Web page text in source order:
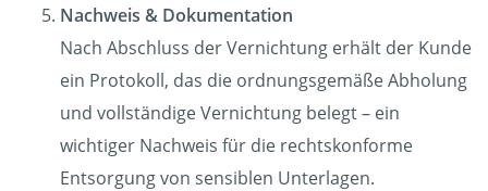
Nachweis & Dokumentation
Nach Abschluss der Vernichtung erhält der Kunde
ein Protokoll, das die ordnungsgemäße Abholung
und vollständige Vernichtung belegt – ein
wichtiger Nachweis für die rechtskonforme
Entsorgung von sensiblen Unterlagen.